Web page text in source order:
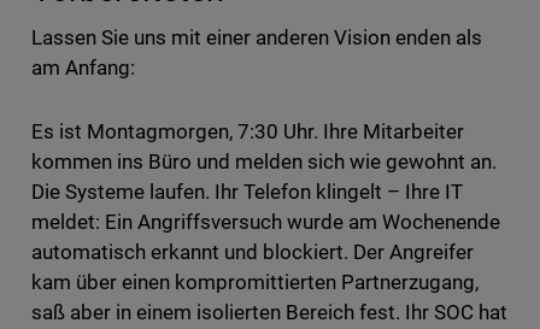
Lassen Sie uns mit einer anderen Vision enden als
am Anfang:
Es ist Montagmorgen, 7:30 Uhr. Ihre Mitarbeiter
kommen ins Büro und melden sich wie gewohnt an.
Die Systeme laufen. Ihr Telefon klingelt – Ihre IT
meldet: Ein Angriffsversuch wurde am Wochenende
automatisch erkannt und blockiert. Der Angreifer
kam über einen kompromittierten Partnerzugang,
saß aber in einem isolierten Bereich fest. Ihr SOC hat